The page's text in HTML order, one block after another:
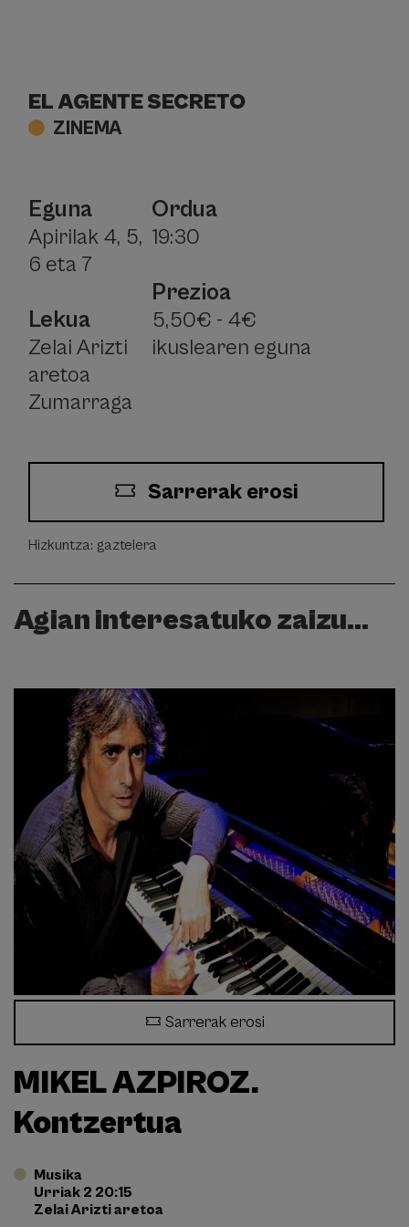
EL AGENTE SECRETO
ZINEMA
Eguna
Apirilak 4, 5,
6 eta 7
Lekua
Zelai Arizti
aretoa
Zumarraga
Ordua
19:30
Prezioa
5,50€ - 4€
ikuslearen eguna
Sarrerak erosi
Hizkuntza: gaztelera
Agian interesatuko zaizu...
Sarrerak erosi
MIKEL AZPIROZ.
Kontzertua
Musika
Urriak 2 20:15
Zelai Arizti aretoa